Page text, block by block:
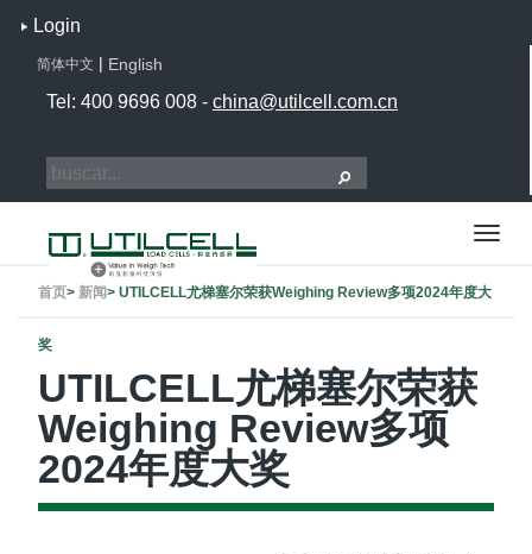
Login
简体中文 | English
Tel: 400 9696 008 - china@utilcell.com.cn
首页> 新闻> UTILCELL尤梯塞尔荣获Weighing Review多项2024年度大
奖
UTILCELL尤梯塞尔荣获
Weighing Review多项
2024年度大奖